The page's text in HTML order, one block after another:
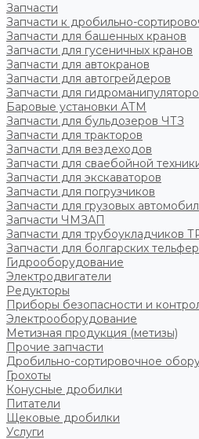
Запчасти
Запчасти к дробильно-
Запчасти для башенных кранов
Запчасти для гусеничных кранов
Запчасти для автокранов
Запчасти для автогрейдеров
Запчасти для
Баровые установки АТМ
Запчасти для бульдозеров ЧТЗ
Запчасти для тракторов
Запчасти для вездеходов
Запчасти для сваебойной
Запчасти для экскаваторов
Запчасти для погрузчиков
Запчасти для грузовых
Запчасти ЧМЗАП
Запчасти для трубоукладчиков
Запчасти для болгарских
Гидрооборудование
Электродвигатели
Редукторы
Приборы безопасности и
Электрооборудование
Метизная продукция (метизы)
Прочие запчасти
Дробильно-сортировочное
Грохоты
Конусные дробилки
Питатели
Щековые дробилки
Услуги